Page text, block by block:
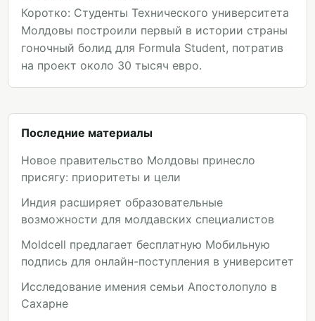
Коротко: Студенты Технического университета
Молдовы построили первый в истории страны
гоночный болид для Formula Student, потратив
на проект около 30 тысяч евро.
Последние материалы
Новое правительство Молдовы принесло
присягу: приоритеты и цели
Индия расширяет образовательные
возможности для молдавских специалистов
Moldcell предлагает бесплатную Мобильную
подпись для онлайн-поступления в университет
Исследование имения семьи Апостолопуло в
Сахарне